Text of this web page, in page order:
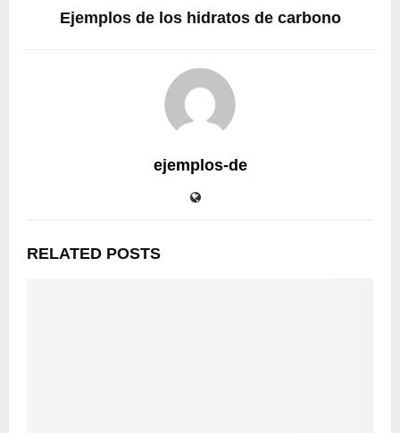
Ejemplos de los hidratos de carbono
ejemplos-de
RELATED POSTS